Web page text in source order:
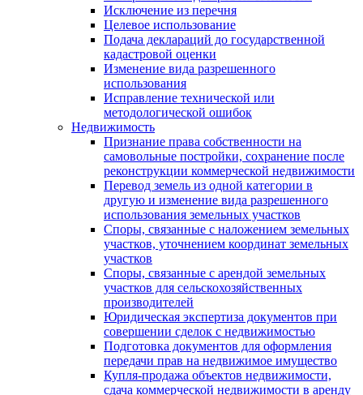
Исключение из перечня
Целевое использование
Подача деклараций до государственной
кадастровой оценки
Изменение вида разрешенного
использования
Исправление технической или
методологической ошибок
Недвижимость
Признание права собственности на
самовольные постройки, сохранение после
реконструкции коммерческой недвижимости
Перевод земель из одной категории в
другую и изменение вида разрешенного
использования земельных участков
Споры, связанные с наложением земельных
участков, уточнением координат земельных
участков
Споры, связанные с арендой земельных
участков для сельскохозяйственных
производителей
Юридическая экспертиза документов при
совершении сделок с недвижимостью
Подготовка документов для оформления
передачи прав на недвижимое имущество
Купля-продажа объектов недвижимости,
сдача коммерческой недвижимости в аренду